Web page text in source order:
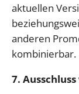
aktuellen
anderen
kombinierbar.
7.